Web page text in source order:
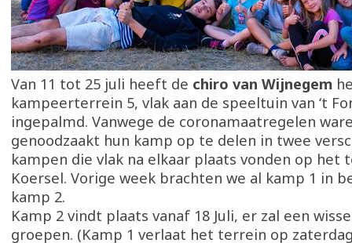
Van 11 tot 25 juli heeft de chiro van Wijnegem
kampeerterrein 5, vlak aan de speeltuin van ‘t
ingepalmd. Vanwege de coronamaatregelen
genoodzaakt hun kamp op te delen in twee
kampen die vlak na elkaar plaats vonden op het
Koersel. Vorige week brachten we al kamp 1 in
kamp 2.
Kamp 2 vindt plaats vanaf 18 Juli, er zal een
groepen. (Kamp 1 verlaat het terrein op